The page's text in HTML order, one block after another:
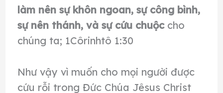
làm nên sự khôn ngoan, sự công bình,
sự nên thánh, và sự cứu chuộccho
chúng ta; 1Côrinhtô 1:30
Như vậy vì muốn cho mọi người được
cứu rỗi trong Đức Chúa Jêsus Christ